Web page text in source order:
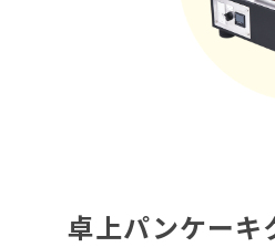
卓上パンケーキ